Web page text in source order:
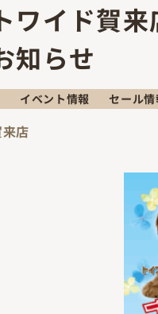
ワイド賀
知らせ
イベント情報 セール情
店